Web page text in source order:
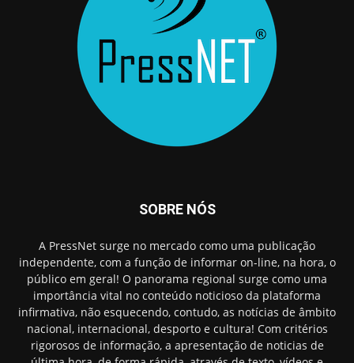
SOBRE NÓS
A PressNet surge no mercado como uma publicação
independente, com a função de informar on-line, na hora, o
público em geral! O panorama regional surge como uma
importância vital no conteúdo noticioso da plataforma
infirmativa, não esquecendo, contudo, as notícias de âmbito
nacional, internacional, desporto e cultura! Com critérios
rigorosos de informação, a apresentação de noticias de